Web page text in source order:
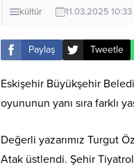
kültür 11.03.2025 10:33
Paylaş Tweetle
Eskişehir Büyükşehir
oyununun yanı sıra farklı
Değerli yazarımız Turgut
Atak üstlendi. Şehir